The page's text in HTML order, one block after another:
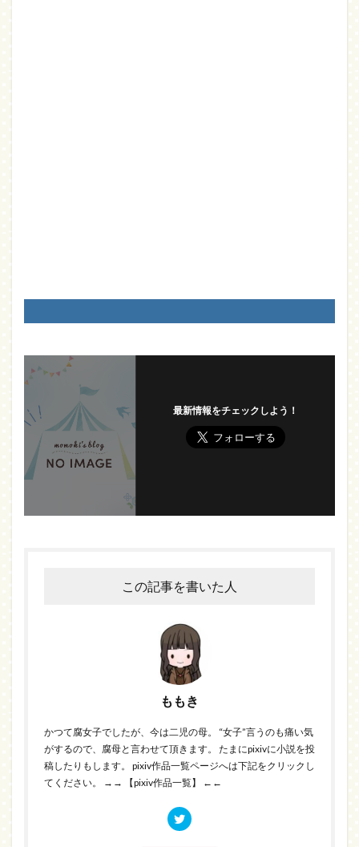
最新情報をチェックしよう！
この記事を書いた人
ももき
かつて腐女子でしたが、今は二児の母。 “女子”言うのも痛い気
がするので、腐母と言わせて頂きます。 たまにpixivに小説を投
稿したりもします。 pixiv作品一覧ページへは下記をクリックし
てください。
→→ 【pixiv作品一覧】 ←←